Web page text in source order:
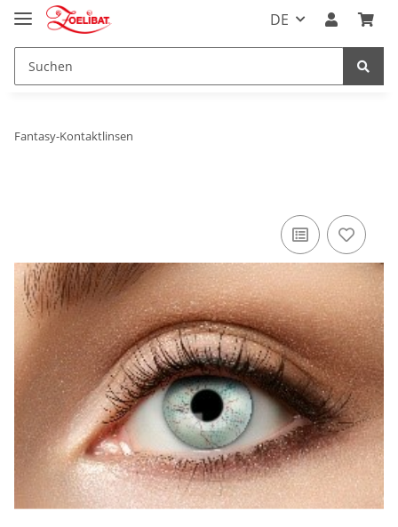
DE
Fantasy-Kontaktlinsen